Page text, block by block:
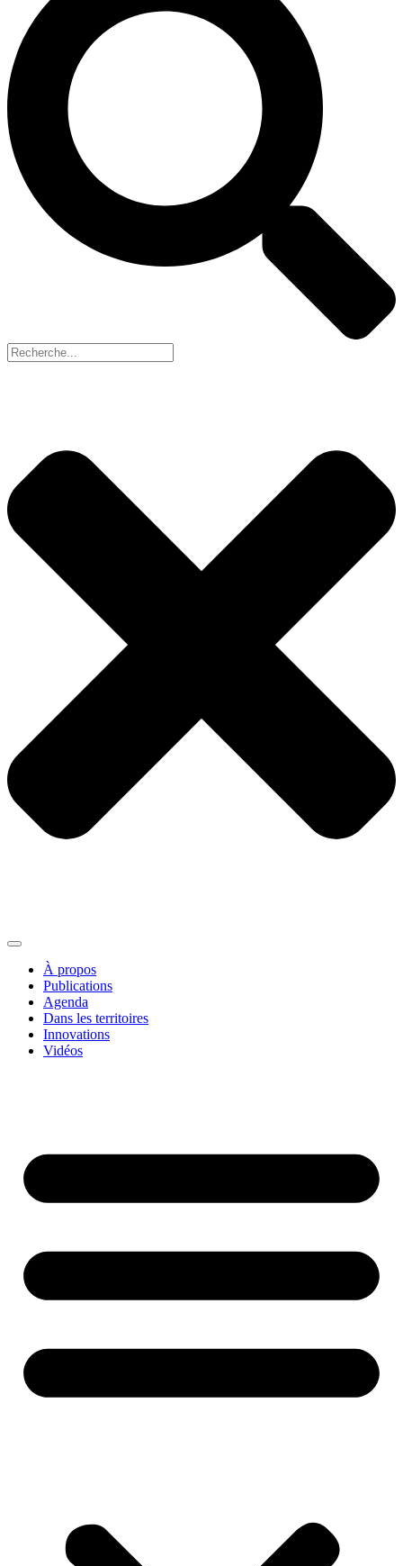
À propos
Publications
Agenda
Dans les territoires
Innovations
Vidéos